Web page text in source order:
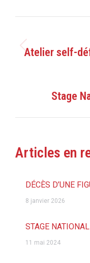
article
Atelier self-
Stage
Articles en
DÉCÈS D’UNE
8 janvier 2026
STAGE
11 mai 2024